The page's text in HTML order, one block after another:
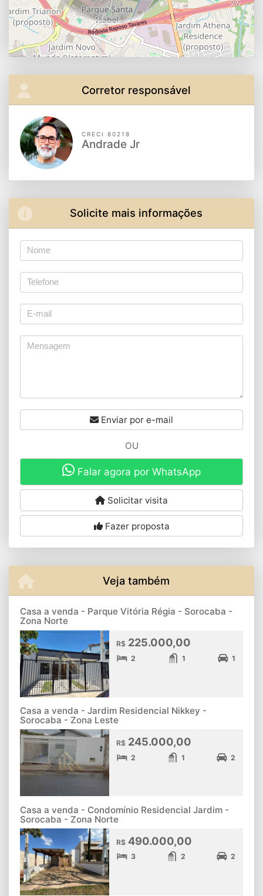
Corretor responsável
CRECI 80218
Andrade Jr
Solicite mais informações
Enviar por e-mail
OU
Falar agora por WhatsApp
Solicitar visita
Fazer proposta
Veja também
Casa a venda - Parque Vitória Régia - Sorocaba -
Zona Norte
R$ 225.000,00
2 1 1
Casa a venda - Jardim Residencial Nikkey -
Sorocaba - Zona Leste
R$ 245.000,00
2 1 2
Casa a venda - Condomínio Residencial Jardim -
Sorocaba - Zona Norte
R$ 490.000,00
3 2 2